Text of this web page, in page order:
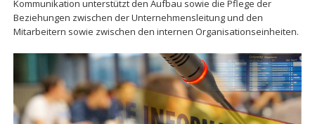
Kommunikation unterstützt den Aufbau sowie die Pflege der
Beziehungen zwischen der Unternehmensleitung und den
Mitarbeitern sowie zwischen den internen Organisationseinheiten.